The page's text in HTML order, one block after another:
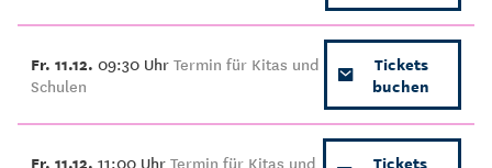
Fr. 11.12. 09:30 UhrTermin für Kitas und
Schulen
Tickets
buchen
Fr. 11.12. 11:00 UhrTermin für Kitas und
Tickets